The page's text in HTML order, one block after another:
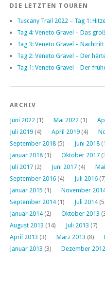
DIE LETZTEN TOUREN
Tuscany Trail 2022 – Tag 1:
Tag 4: Veneto Gravel – Das
Tag 3: Veneto Gravel –
Tag 2: Veneto Gravel – Der
Tag 1: Veneto Gravel – Der
ARCHIV
Juni 2022 (1) Mai 2022 (1)
Juli 2019 (4) April 2019 (4)
September 2018 (5) Juni 2018
Januar 2018 (1) Oktober 2017
Juli 2017 (2) Juni 2017 (4)
September 2016 (4) Juli 2016
Januar 2015 (1) November
September 2014(1) Juli 2014
Januar 2014(2) Oktober 2013
August 2013 (14) Juli 2013 (7)
April 2013 (3) März 2013 (8)
Januar 2013 (3) Dezember 2012